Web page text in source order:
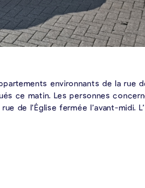
environnants de la rue
ce matin. Les personnes
de l’Église fermée l’avant-midi.